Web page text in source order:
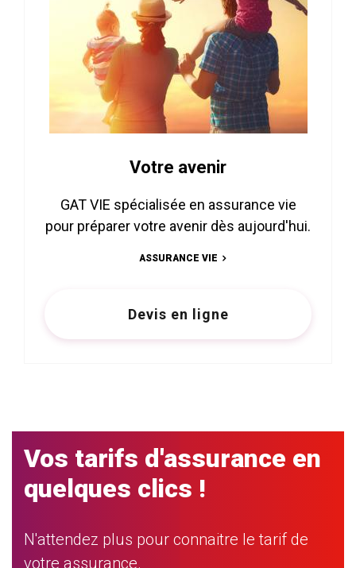
Votre avenir
GAT VIE spécialisée en assurance vie
pour préparer votre avenir dès aujourd'hui.
ASSURANCE VIE
Devis en ligne
Vos tarifs d'assurance en
quelques clics !
N'attendez plus pour connaitre le tarif de
votre assurance.